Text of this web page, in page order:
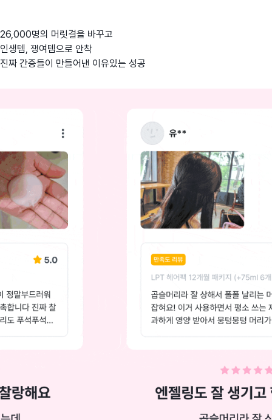
26,000명의 머릿결을 바꾸고
인생템, 쟁여템으로 안착
진짜 간증들이 만들어낸 이유있는 성공